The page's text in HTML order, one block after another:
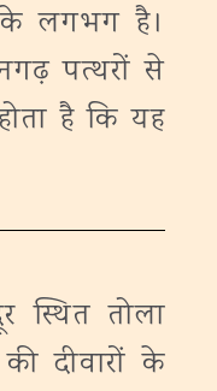
के लगभग है।
पत्थरों से
है कि यह
स्थित तोला
दीवारों के